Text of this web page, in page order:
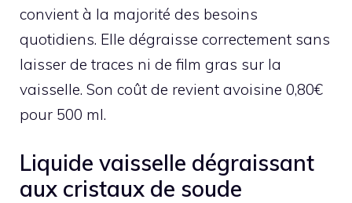
convient à la majorité des besoins
quotidiens. Elle dégraisse correctement sans
laisser de traces ni de film gras sur la
vaisselle. Son coût de revient avoisine 0,80€
pour 500 ml.
Liquide vaisselle dégraissant
aux cristaux de soude